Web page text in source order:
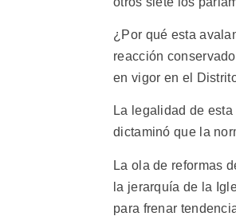
¿Por qué esta
reacción
en vigor en el
La legalidad de
dictaminó que la
La ola de reformas
la jerarquía de la
para frenar